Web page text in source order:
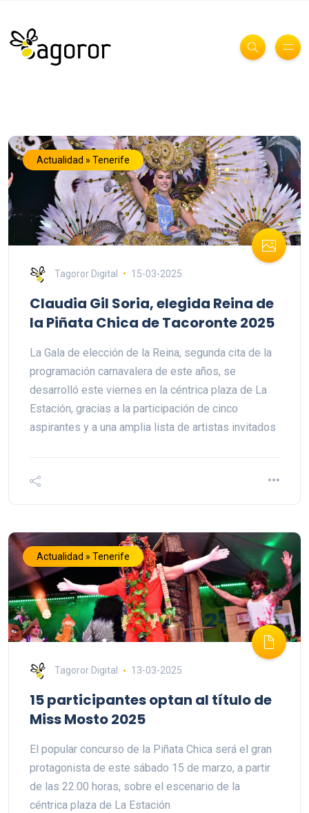
Actualidad » Tenerife
Tagoror Digital 15-03-2025
Claudia Gil Soria, elegida Reina de
la Piñata Chica de Tacoronte 2025
La Gala de elección de la Reina, segunda cita de la
programación carnavalera de este años, se
desarrolló este viernes en la céntrica plaza de La
Estación, gracias a la participación de cinco
aspirantes y a una amplia lista de artistas invitados
Actualidad » Tenerife
Tagoror Digital 13-03-2025
15 participantes optan al título de
Miss Mosto 2025
El popular concurso de la Piñata Chica será el gran
protagonista de este sábado 15 de marzo, a partir
de las 22.00 horas, sobre el escenario de la
céntrica plaza de La Estación